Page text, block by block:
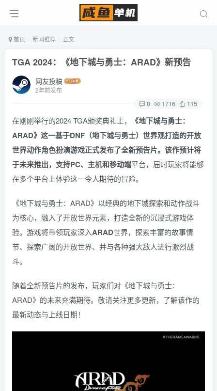
首页 新闻推荐 正文
TGA 2024：《地下城与勇士：ARAD》新预告
网友投稿
2年前发布
0 1716 115
在刚刚举行的2024 TGA颁奖典礼上，
《地下城与勇士：
ARAD》这一基于DNF（地下城与勇士）世界观打造的开放
世界动作角色扮演游戏正式发布了全新预告片。该作预计将
于未来推出，支持PC、主机和移动端平台，届时玩家将能够
在多个平台上体验这一令人期待的冒险。
《地下城与勇士：ARAD》以经典的地下城探索和动作战斗
为核心，融入了开放世界元素，打造全新的沉浸式游戏体
验。游戏将带领玩家深入ARAD世界，探索丰富的故事情
节、探索广阔的开放世界、并与各种强大敌人进行激烈战
斗。
随着全新预告片的发布，玩家们对《地下城与勇士：
ARAD》的未来充满期待。敬请关注更多更新，了解该作的
最新动态与上线日期！